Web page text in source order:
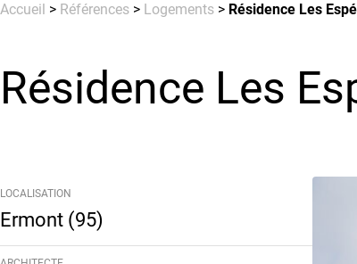
Accueil > Références > Logements > Résidence Les
Résidence Les
LOCALISATION
Ermont (95)